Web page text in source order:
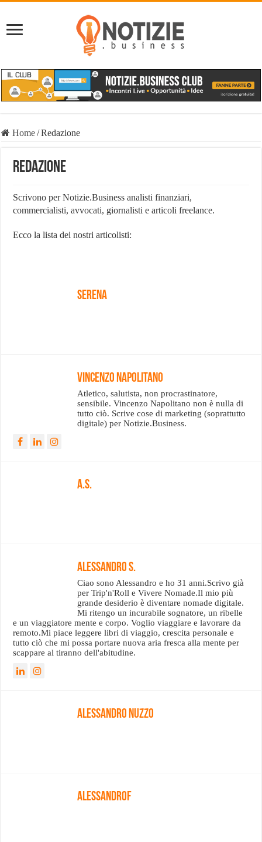
Home/Redazione
Redazione
Scrivono per Notizie.Business analisti finanziari,
commercialisti, avvocati, giornalisti e articoli freelance.
Ecco la lista dei nostri articolisti:
Serena
Vincenzo Napolitano
Atletico, salutista, non procrastinatore,
sensibile. Vincenzo Napolitano non è nulla di
tutto ciò. Scrive cose di marketing (soprattutto
digitale) per Notizie.Business.
A.S.
Alessandro S.
Ciao sono Alessandro e ho 31 anni.Scrivo già
per Trip'n'Roll e Vivere Nomade.Il mio più
grande desiderio è diventare nomade digitale.
Mi ritengo un incurabile sognatore, un ribelle
e un viaggiatore mente e corpo. Voglio viaggiare e lavorare da
remoto.Mi piace leggere libri di viaggio, crescita personale e
tutto ciò che mi possa portare nuova aria fresca alla mente per
scappare al tiranno dell'abitudine.
Alessandro Nuzzo
AlessandroF